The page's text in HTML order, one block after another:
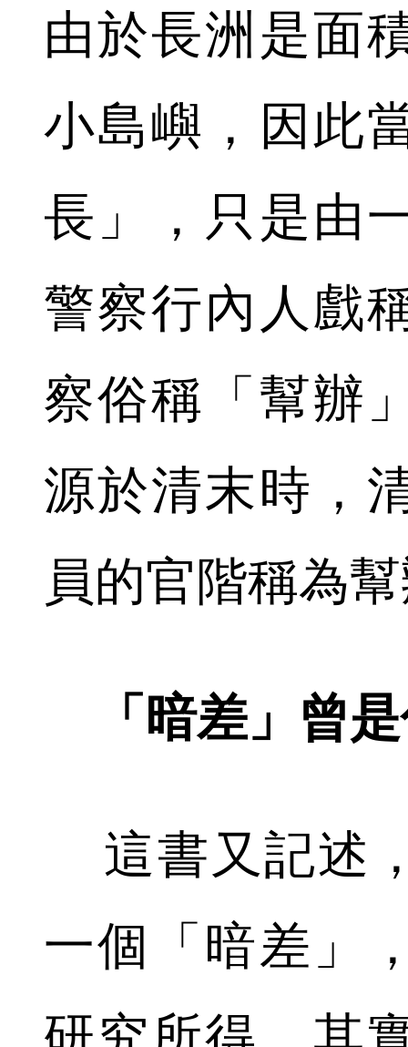
由於長洲是面
小島嶼，因此
長」，只是由
警察行內人戲
察俗稱「幫辦
源於清末時，
員的官階稱為
「暗差」曾
這書又記述
一個「暗差」